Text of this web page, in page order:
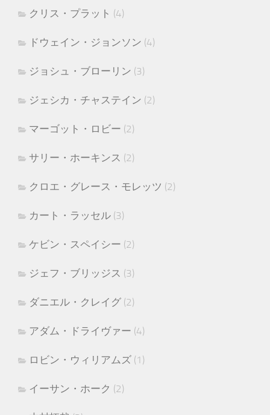
クリス・プラット (4)
ドウェイン・ジョンソン (4)
ジョシュ・ブローリン (3)
ジェシカ・チャステイン (2)
マーゴット・ロビー (2)
サリー・ホーキンス (2)
クロエ・グレース・モレッツ (2)
カート・ラッセル (3)
ケビン・スペイシー (2)
ジェフ・ブリッジス (3)
ダニエル・クレイグ (2)
アダム・ドライヴァー (4)
ロビン・ウィリアムズ (1)
イーサン・ホーク (2)